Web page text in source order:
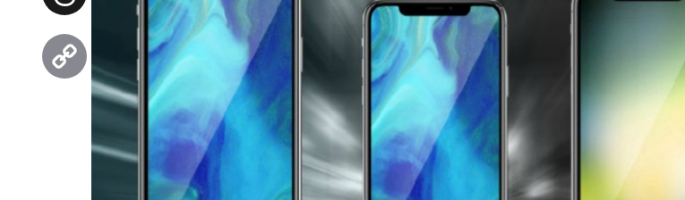
Threads